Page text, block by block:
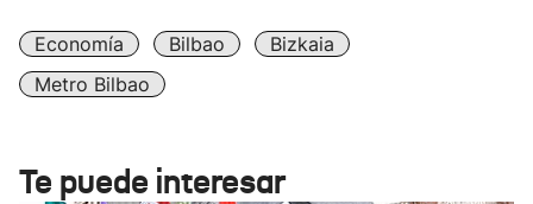
Economía Bilbao
Bizkaia
Metro Bilbao
Te puede interesar